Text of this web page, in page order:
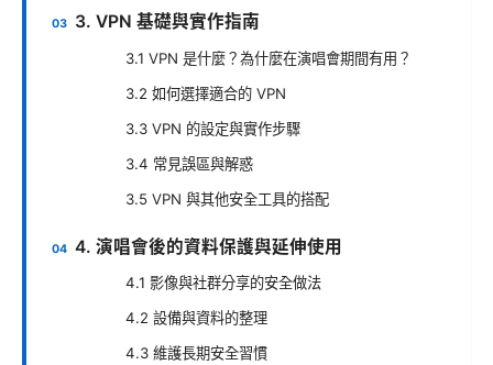
3. VPN 基礎與實作指南
3.1 VPN 是什麼？為什麼在演唱會期間有用？
3.2 如何選擇適合的 VPN
3.3 VPN 的設定與實作步驟
3.4 常見誤區與解惑
3.5 VPN 與其他安全工具的搭配
4. 演唱會後的資料保護與延伸使用
4.1 影像與社群分享的安全做法
4.2 設備與資料的整理
4.3 維護長期安全習慣